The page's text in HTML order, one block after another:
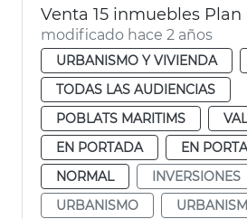
modificado hace 2 años
URBANISMO Y VIVIENDA
TODAS LAS AUDIENCIAS
POBLATS MARITIMS
EN PORTADA
EN
NORMAL
INVERSIONES
URBANISMO